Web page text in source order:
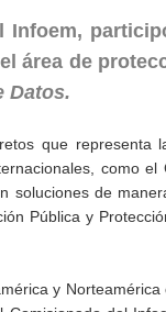
área de
Datos.
que
como
de
Pública y
y